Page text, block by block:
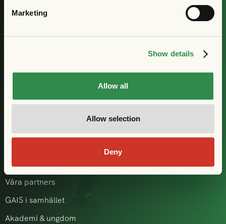
Marketing
Show details
Allow all
Allow selection
Deny
Klubben
Damlaget
Våra partners
GAIS i samhället
Akademi & ungdom
Få de senaste nyheterna om
GAIS